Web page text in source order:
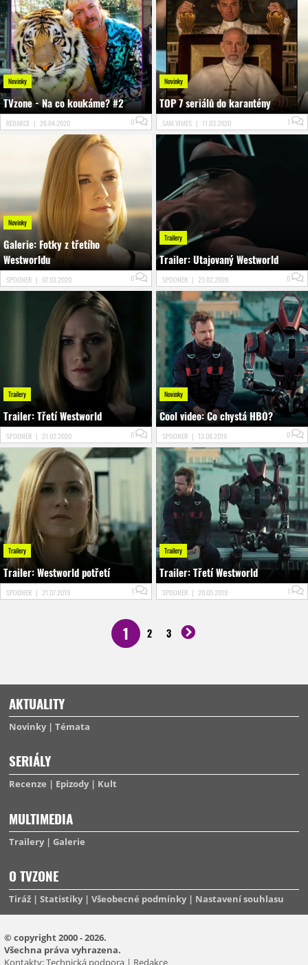
Novinky
TVzone - Na co koukáme? #2
REDAKCE | 26.04.2020 0
Novinky
TOP 7 seriálů do karantény
SAM.VIMES | 11.03.2020 1
Novinky
Galerie: Fotky z třetího
Westworldu
SPOONER | 07.03.2020 0
Trailery
Trailer: Utajovaný Westworld
SPOONER | 23.02.2020 0
Trailery
Trailer: Třetí Westworld
SPOONER | 21.02.2020 0
Novinky
Cool video: Co chystá HBO?
SPOONER | 13.08.2019 0
Trailery
Trailer: Westworld potřetí
SPOONER | 21.07.2019 1
Trailery
Trailer: Třetí Westworld
SPOONER | 20.05.2019 1
1 2 3
AKTUALITY
Novinky Témata
SERIÁLY
Recenze Epizody Kult
MULTIMEDIA
Trailery Galerie
O TVZONE
Tiráž Statistiky Všeobecné podmínky Nastavení souhlasu
© copyright 2000 - 2026.
Všechna práva vyhrazena.
Kontakty:Technická podpora | Redakce